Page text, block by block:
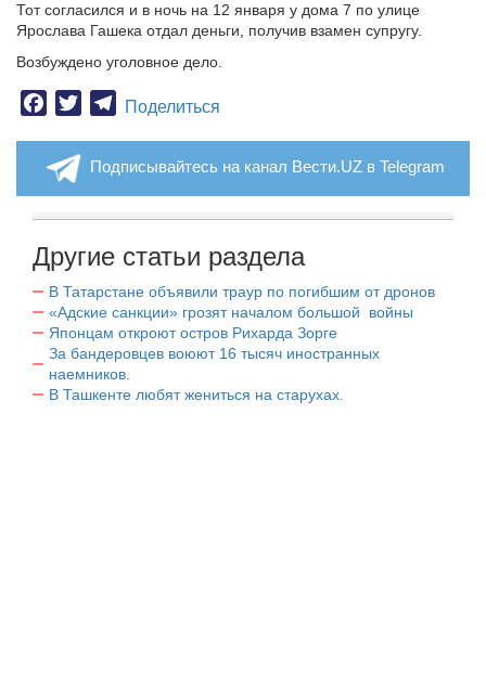
Тот согласился и в ночь на 12 января у дома 7 по улице
Ярослава Гашека отдал деньги, получив взамен супругу.
Возбуждено уголовное дело.
Facebook
TwitterTelegram
Поделиться
Подписывайтесь на канал Вести.UZ в Telegram
Другие статьи раздела
В Татарстане объявили траур по погибшим от дронов
«Адские санкции» грозят началом большой войны
Японцам откроют остров Рихарда Зорге
За бандеровцев воюют 16 тысяч иностранных
наемников.
В Ташкенте любят жениться на старухах.